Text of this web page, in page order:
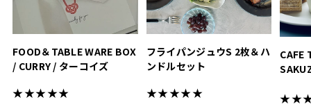
FOOD＆TABLE WARE BOX
/ CURRY / ターコイズ
★★★★★
フライパンジュウS 2枚＆ハ
ンドルセット
★★★★★
CAFE